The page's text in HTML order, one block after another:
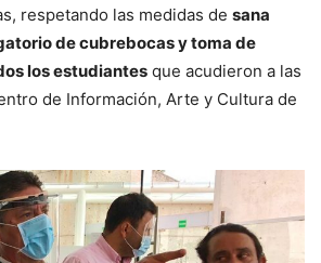
respetando las medidas de sana
de cubrebocas y toma de
los estudiantes que acudieron a las
de Información, Arte y Cultura de